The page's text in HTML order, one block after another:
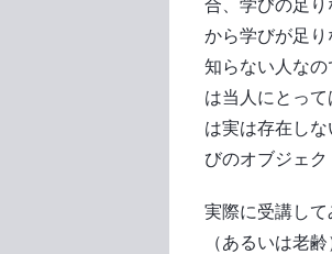
合、学びの足
から学びが足
知らない人な
は当人にとっ
は実は存在し
びのオブジェク
実際に受講し
（あるいは老